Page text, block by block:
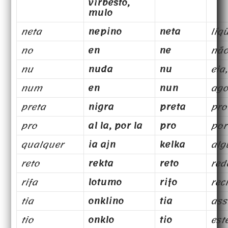
mulo
neta nepino neta
no
en ne
nu
nuda nu
num
en nun
preta
nigra preta
pro
al la, por la pro
por
qualquer
ia ajn kelka
reto
rekta reto
rifa
lotumo rifo
tia
onklino tia
tio
onklo tio